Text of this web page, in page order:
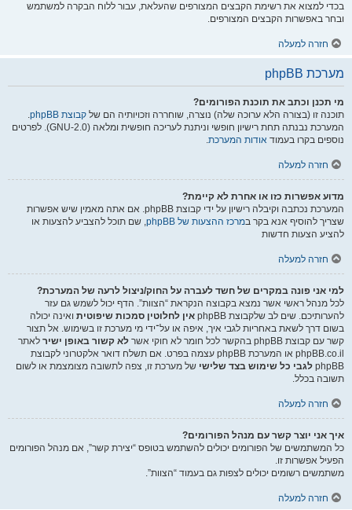
בכדי למצוא את רשימת הקבצים המצורפים שהעלאת, עבור ללוח הבקרה למשתמש
ובחר באפשרות הקבצים המצורפים.
חזרה למעלה
מערכת phpBB
מי תכנן וכתב את תוכנת הפורומים?
תוכנה זו (בצורה הלא ערוכה שלה) נוצרה, שוחררה וזכויותיה הם של קבוצת phpBB
.
המערכת נבנתה תחת רישיון חופשי וניתנת לעריכה חופשית ומלאה (GNU-2.0). לפרטים
נוספים בקרו בעמוד אודות המערכת.
חזרה למעלה
מדוע אפשרות כזו או אחרת לא קיימת?
המערכת נכתבה וקיבלה רישיון על ידי קבוצת phpBB. אם אתה מאמין שיש אפשרות
שצריך להוסיף אנא בקר במרכז ההצעות של phpBB
, שם תוכל להצביע להצעות או
להציע הצעות חדשות
חזרה למעלה
למי אני פונה במקרים של חשד לעברה על החוק/ניצול לרעה של המערכת?
לכל מנהל ראשי אשר נמצא בקבוצה הנקראת “הצוות”. הדף יכול לשמש גם עזר
להערותיכם. שים לב שלקבוצת phpBB
אין לחלוטין סמכות שיפוטית ואינה יכולה
בשום דרך לשאת באחריות לגבי איך, איפה או על־ידי מי מערכת זו בשימוש. אל תצור
קשר עם קבוצת phpBB בהקשר לכל חומר לא חוקי אשר
לא קשור באופן ישיר לאתר
phpBB.co.il או המערכת phpBB עצמה בפרט. אם תשלח דואר אלקטרוני לקבוצת
phpBB לגבי כל שימוש בצד שלישי של מערכת זו, צפה לתשובה מצומצמת או לשום
תשובה בכלל.
חזרה למעלה
איך אני יוצר קשר עם מנהל הפורומים?
כל המשתמשים של הפורומים יכולים להשתמש בטופס “יצירת קשר”, אם מנהל הפורומים
הפעיל אפשרות זו.
משתמשים רשומים יכולים לצפות גם בעמוד “הצוות”.
חזרה למעלה